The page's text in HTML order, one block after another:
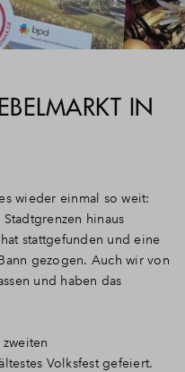
IN
wieder einmal so weit:
hinaus
stattgefunden und eine
gezogen. Auch wir von
und haben das
Volksfest gefeiert.